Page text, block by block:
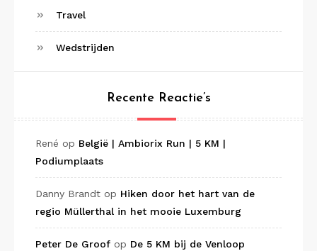
Travel
Wedstrijden
Recente Reactie’s
René op België | Ambiorix Run | 5 KM |
Podiumplaats
Danny Brandt op Hiken door het hart van de
regio Müllerthal in het mooie Luxemburg
Peter De Groof op De 5 KM bij de Venloop